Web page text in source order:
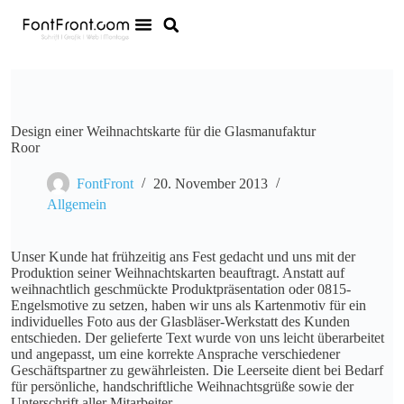
Design einer Weihnachtskarte für die Glasmanufaktur
Roor
FontFront
20. November 2013
Allgemein
Unser Kunde hat frühzeitig ans Fest gedacht und uns mit der
Produktion seiner Weihnachtskarten beauftragt. Anstatt auf
weihnachtlich geschmückte Produktpräsentation oder 0815-
Engelsmotive zu setzen, haben wir uns als Kartenmotiv für ein
individuelles Foto aus der Glasbläser-Werkstatt des Kunden
entschieden. Der gelieferte Text wurde von uns leicht überarbeitet
und angepasst, um eine korrekte Ansprache verschiedener
Geschäftspartner zu gewährleisten. Die Leerseite dient bei Bedarf
für persönliche, handschriftliche Weihnachtsgrüße sowie der